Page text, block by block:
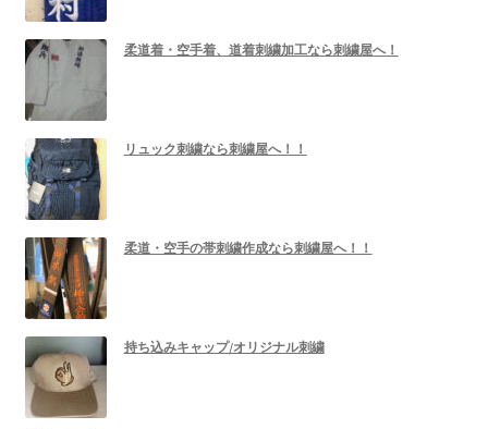
柔道着・空手着、道着刺繍加工なら刺繍屋へ！
リュック刺繍なら刺繍屋へ！！
柔道・空手の帯刺繍作成なら刺繍屋へ！！
持ち込みキャップ/オリジナル刺繍